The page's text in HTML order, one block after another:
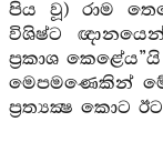
පිය වූ) රාම
විශිෂ්ට
ප්‍රකාශ
මෙපමණෙකින්
ප්‍රත්‍යක්‍ෂ කොට